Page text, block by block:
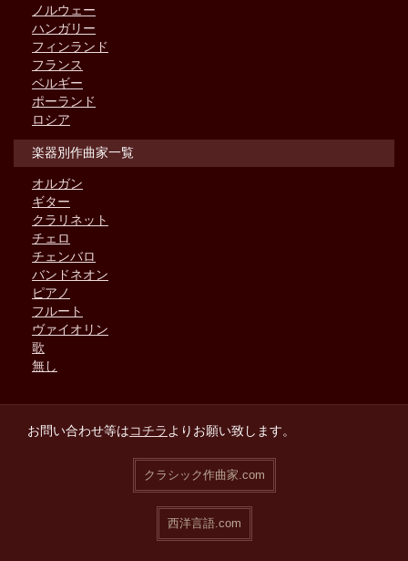
ノルウェー
ハンガリー
フィンランド
フランス
ベルギー
ポーランド
ロシア
楽器別作曲家一覧
オルガン
ギター
クラリネット
チェロ
チェンバロ
バンドネオン
ピアノ
フルート
ヴァイオリン
歌
無し
お問い合わせ等はコチラ よりお願い致します。
クラシック作曲家.com
西洋言語.com